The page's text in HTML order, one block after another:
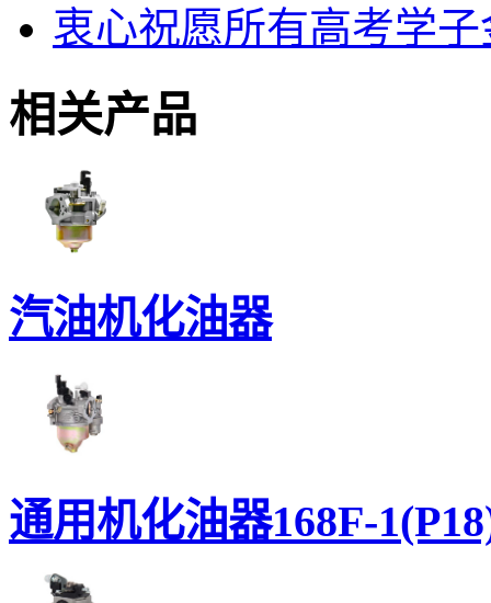
衷心祝愿所有高考学
相关产品
汽油机化油器
通用机化油器168F-